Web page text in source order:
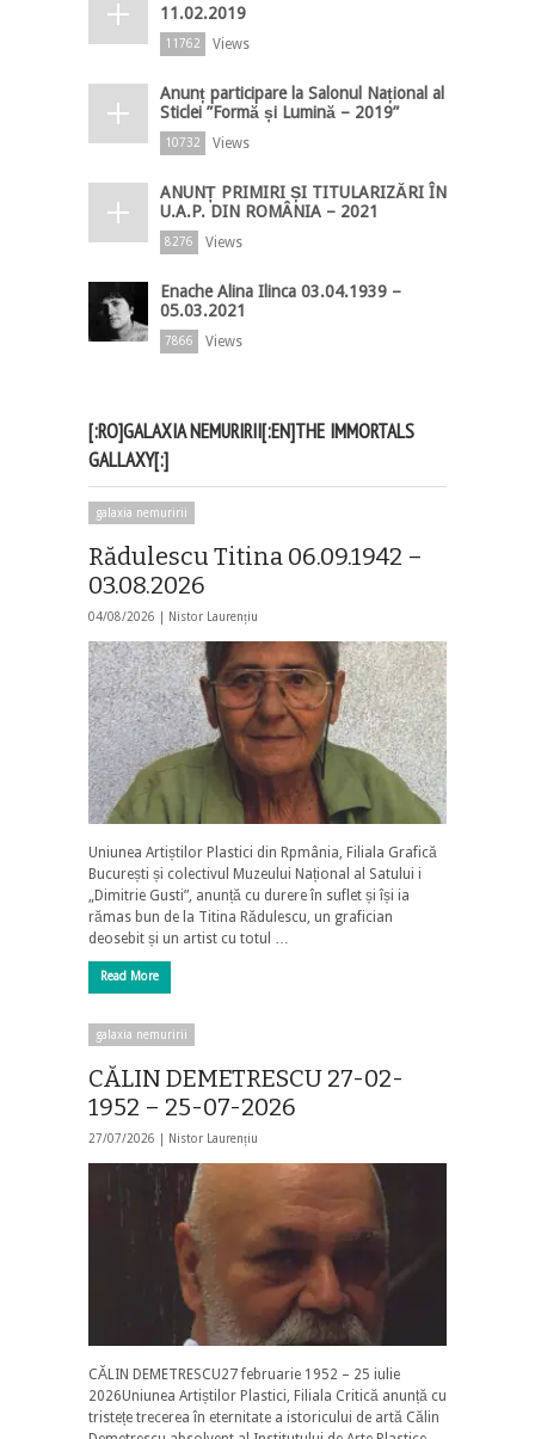
11.02.2019
11762 Views
Anunț participare la Salonul Național al
Sticlei ”Formă și Lumină – 2019”
10732 Views
ANUNȚ PRIMIRI ȘI TITULARIZĂRI ÎN
U.A.P. DIN ROMÂNIA – 2021
8276 Views
Enache Alina Ilinca 03.04.1939 –
05.03.2021
7866 Views
[:RO]GALAXIA NEMURIRII[:EN]THE IMMORTALS
GALLAXY[:]
galaxia nemuririi
Rădulescu Titina 06.09.1942 –
03.08.2026
04/08/2026 | Nistor Laurențiu
Uniunea Artiștilor Plastici din Rpmânia, Filiala Grafică
București și colectivul Muzeului Național al Satului i
„Dimitrie Gusti”, anunță cu durere în suflet și își ia
rămas bun de la Titina Rădulescu, un grafician
deosebit și un artist cu totul …
Read More
galaxia nemuririi
CĂLIN DEMETRESCU 27-02-
1952 – 25-07-2026
27/07/2026 | Nistor Laurențiu
CĂLIN DEMETRESCU27 februarie 1952 – 25 iulie
2026Uniunea Artiștilor Plastici, Filiala Critică anunță cu
tristețe trecerea în eternitate a istoricului de artă Călin